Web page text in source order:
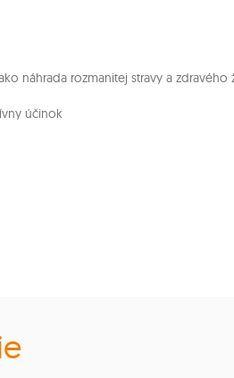
náhrada rozmanitej stravy a zdravého
účinok